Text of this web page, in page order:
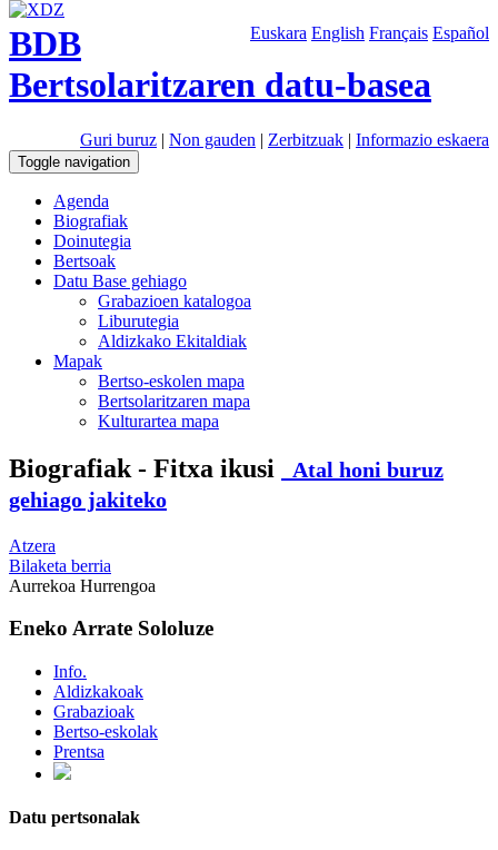
Euskara English Français Español
BDB
Bertsolaritzaren datu-basea
Guri buruz | Non gauden | Zerbitzuak | Informazio eskaera
Toggle navigation
Agenda
Biografiak
Doinutegia
Bertsoak
Datu Base gehiago
Grabazioen katalogoa
Liburutegia
Aldizkako Ekitaldiak
Mapak
Bertso-eskolen mapa
Bertsolaritzaren mapa
Kulturartea mapa
Biografiak - Fitxa ikusi
Atal honi buruz
gehiago jakiteko
Atzera
Bilaketa berria
Aurrekoa Hurrengoa
Eneko Arrate Sololuze
Info.
Aldizkakoak
Grabazioak
Bertso-eskolak
Prentsa
Datu pertsonalak